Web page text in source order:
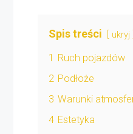
Spis treści ukryj
1
Ruch pojazdów
2 Podłoże
3 Warunki
4 Estetyka